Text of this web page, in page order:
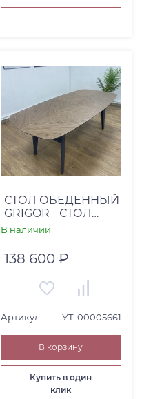
СТОЛ ОБЕДЕННЫЙ
GRIGOR - СТОЛ
№15/200*100/НЕ
ОРЕХ+RAL7024
В наличии
138 600 ₽
Артикул УТ-00005661
В корзину
Купить в один
клик